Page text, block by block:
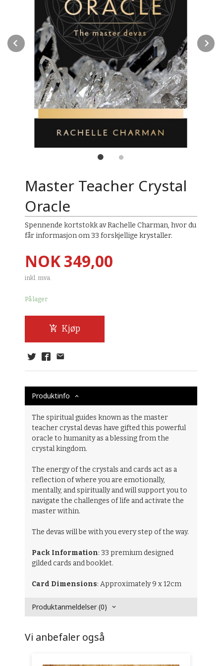
Prev
Master Teacher Crystal
Oracle
Spennende kortstokk av Rachelle Charman, hvor du
får informasjon om 33 forskjellige krystaller.
Pris
NOK349,00
inkl. mva.
På lager
Kjøp
Produktinfo
The spiritual guides known as the master
teacher crystal devas have gifted this powerful
oracle to humanity as a blessing from the
crystal kingdom.
The energy of the crystals and cards act as a
reflection of where you are emotionally,
mentally, and spiritually and will support you to
navigate the challenges of life and activate the
master within.
The devas will be with you every step of the way.
Pack Information: 33 premium designed
gilded cards and booklet.
Card Dimensions: Approximately 9 x 12cm
Produktanmeldelser (0)
Vi anbefaler også